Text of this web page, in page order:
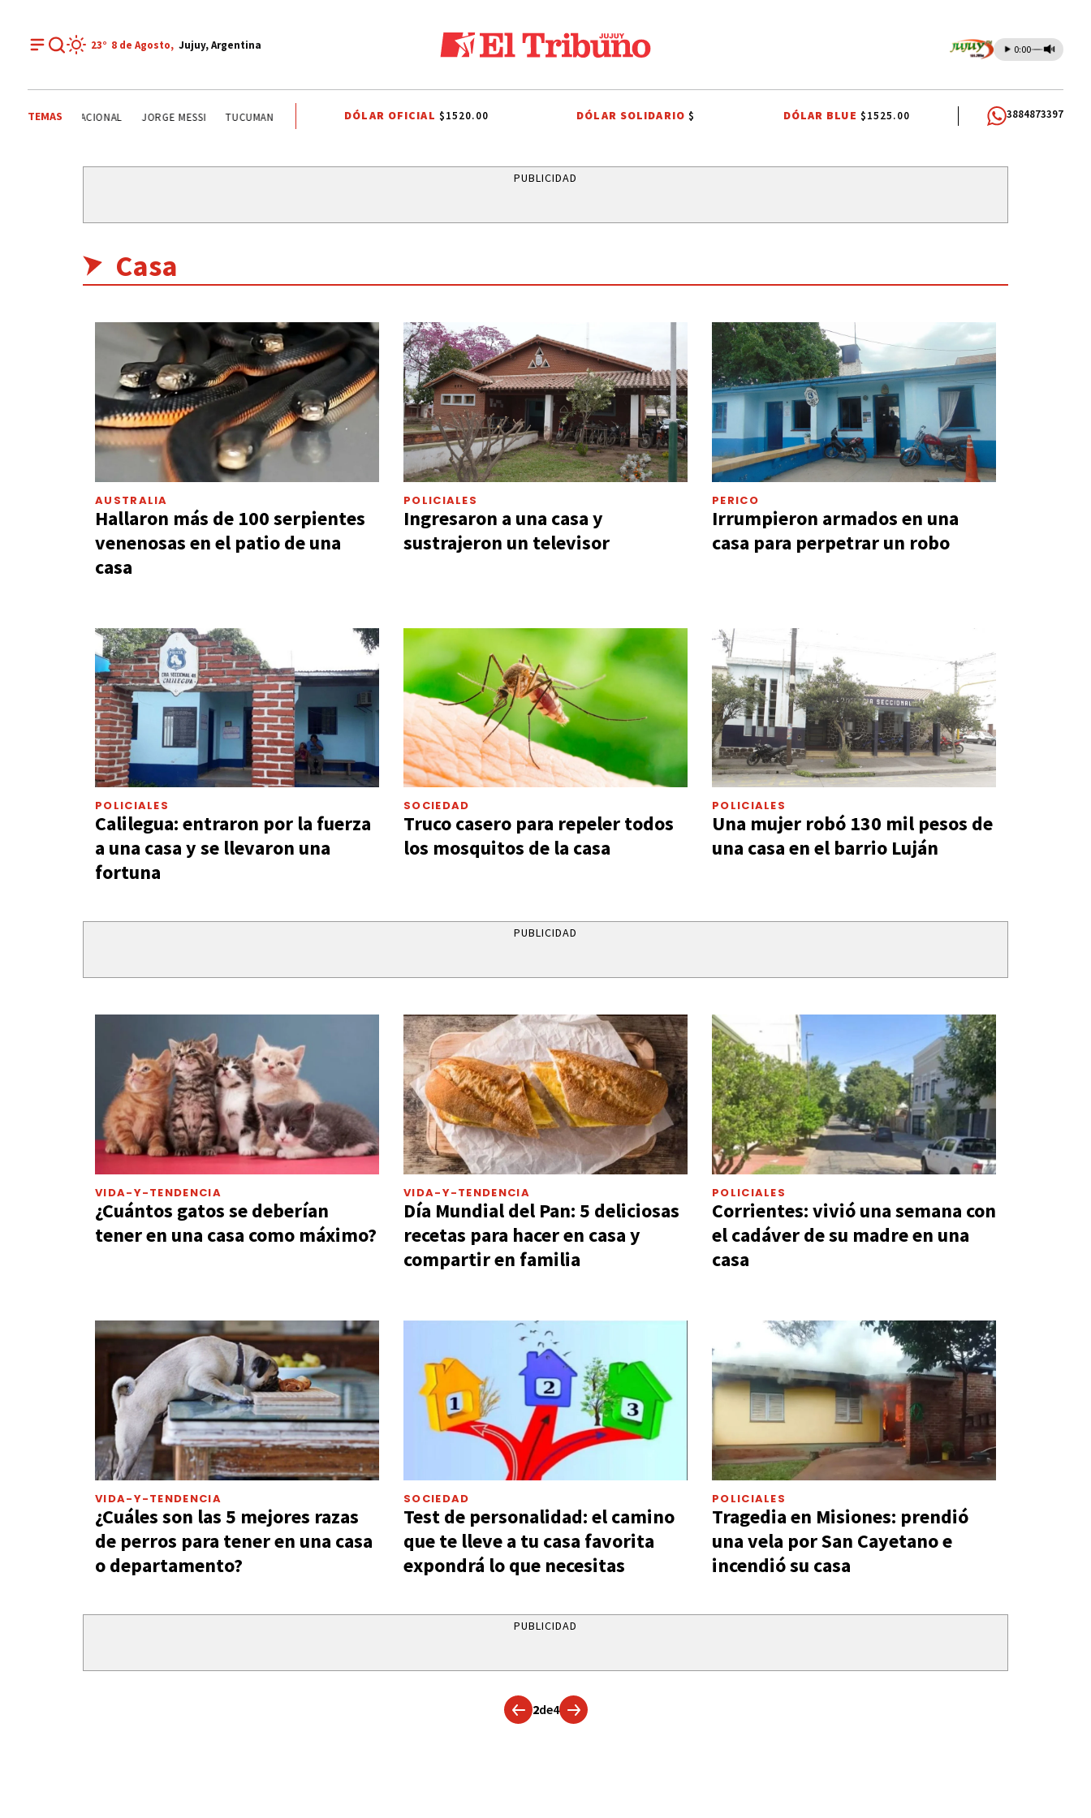
23° 8 de Agosto, Jujuy, Argentina 0:00
TEMAS
GOBIERNO NACIONAL JORGE MESSI TUCUMAN HISTORIA DE JORGE MESSI CHIQUI TAPIA CEDEMS
DÓLAR OFICIAL $1520.00 DÓLAR SOLIDARIO$ DÓLAR BLUE $1525.00 3884873397
PUBLICIDAD
Casa
AUSTRALIA
Hallaron más de 100 serpientes
venenosas en el patio de una
casa
POLICIALES
Ingresaron a una casa y
sustrajeron un televisor
PERICO
Irrumpieron armados en una
casa para perpetrar un robo
POLICIALES
Calilegua: entraron por la fuerza
a una casa y se llevaron una
fortuna
SOCIEDAD
Truco casero para repeler todos
los mosquitos de la casa
POLICIALES
Una mujer robó 130 mil pesos de
una casa en el barrio Luján
PUBLICIDAD
VIDA-Y-TENDENCIA
¿Cuántos gatos se deberían
tener en una casa como máximo?
VIDA-Y-TENDENCIA
Día Mundial del Pan: 5 deliciosas
recetas para hacer en casa y
compartir en familia
POLICIALES
Corrientes: vivió una semana con
el cadáver de su madre en una
casa
VIDA-Y-TENDENCIA
¿Cuáles son las 5 mejores razas
de perros para tener en una casa
o departamento?
SOCIEDAD
Test de personalidad: el camino
que te lleve a tu casa favorita
expondrá lo que necesitas
POLICIALES
Tragedia en Misiones: prendió
una vela por San Cayetano e
incendió su casa
PUBLICIDAD
2de4